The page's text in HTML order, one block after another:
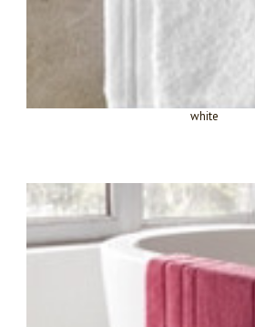
white